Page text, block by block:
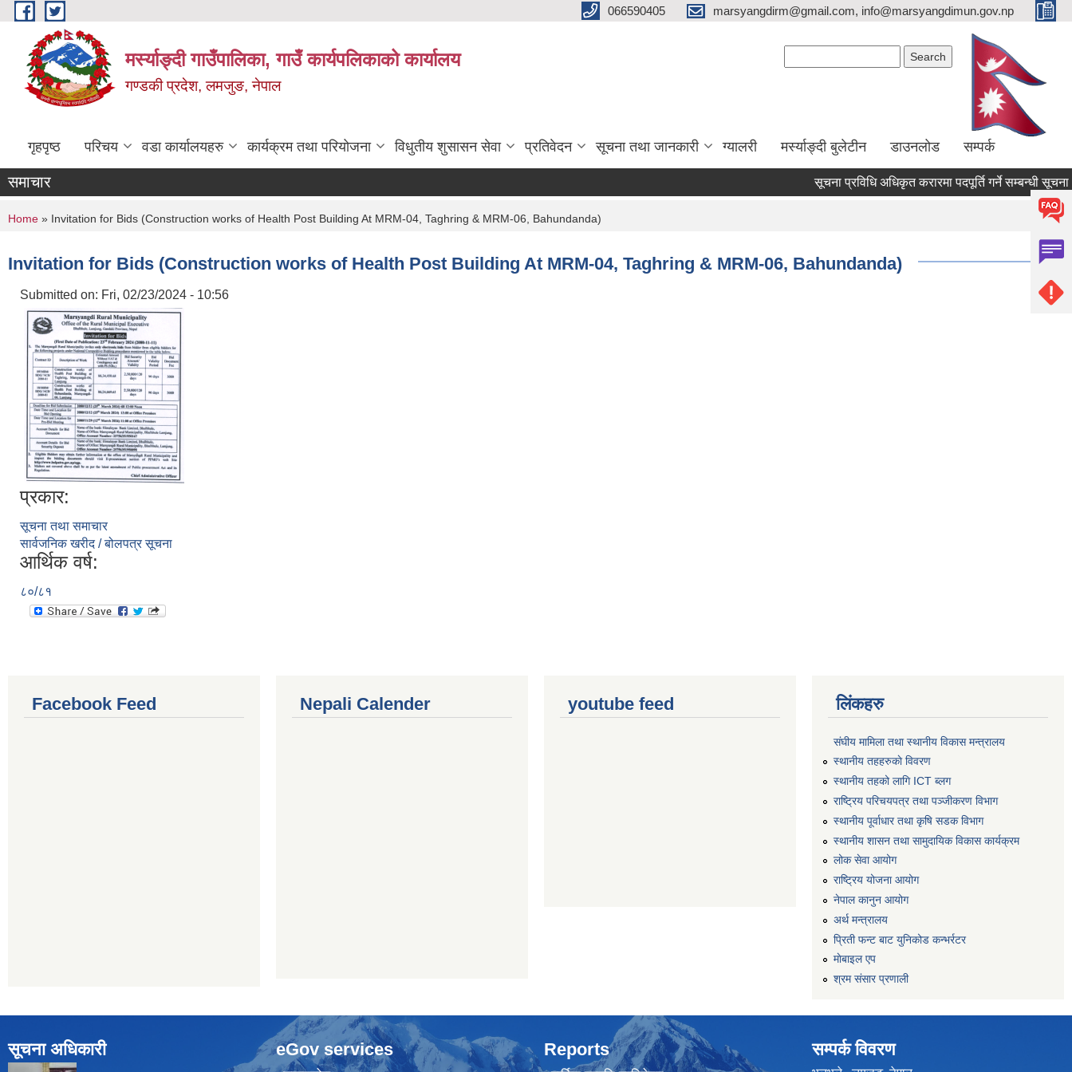
Skip to main content 066590405 marsyangdirm@gmail.com, info@marsyangdimun.gov.np
मर्स्याङ्दी गाउँपालिका, गाउँ कार्यपलिकाको कार्यालय
गण्डकी प्रदेश, लमजुङ, नेपाल
गृहपृष्ठ परिचय वडा कार्यालयहरु कार्यक्रम तथा परियोजना विधुतीय शुसासन सेवा प्रतिवेदन सूचना तथा जानकारी ग्यालरी मर्स्याङ्दी बुलेटीन डाउनलोड सम्पर्क
समाचार सूचना प्रविधि अधिकृत करारमा पदपूर्ति गर्ने सम्बन्धी सूचना !!
You are here
Home » Invitation for Bids (Construction works of Health Post Building At MRM-04, Taghring & MRM-06, Bahundanda)
Invitation for Bids (Construction works of Health Post Building At MRM-04, Taghring & MRM-06, Bahundanda)
Submitted on: Fri, 02/23/2024 - 10:56
प्रकार:
सूचना तथा समाचार
सार्वजनिक खरीद / बोलपत्र सूचना
आर्थिक वर्ष:
८०/८१
Facebook Feed Nepali Calender youtube feed लिंकहरु
संघीय मामिला तथा स्थानीय विकास मन्त्रालय
स्थानीय तहहरुकाे विवरण
स्थानीय तहको लागि ICT ब्लग
राष्‍ट्रिय परिचयपत्र तथा पञ्‍जीकरण विभाग
स्थानीय पूर्वाधार तथा कृषि सडक विभाग
स्थानीय शासन तथा सामुदायिक विकास कार्यक्रम
लोक सेवा आयोग
राष्ट्रिय योजना आयोग
नेपाल कानुन आयोग
अर्थ मन्त्रालय
प्रिती फन्ट बाट युनिकोड कन्भर्रटर
माेबाइल एप
श्रम संसार प्रणाली
सूचना अधिकारी eGov services Reports सम्पर्क विवरण